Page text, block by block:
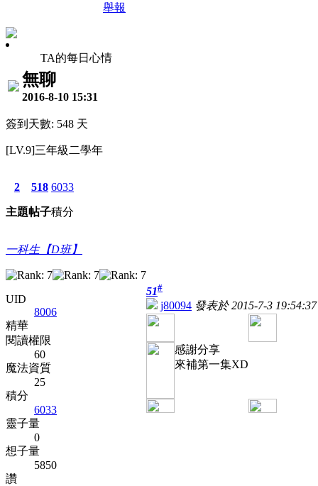
舉報
TA的每日心情
無聊
2016-8-10 15:31
簽到天數: 548 天
[LV.9]三年級二學年
2
主題
518
帖子
6033
積分
一科生【D班】
UID
8006
精華
閱讀權限
60
魔法資質
25
積分
6033
靈子量
0
想子量
5850
讚
51#
j80094 發表於 2015-7-3 19:54:37
感謝分享
來補第一集XD